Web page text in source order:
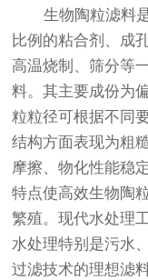
生物陶粒滤料是
比例的粘合剂、成
高温烧制、筛分等
料。其主要成份为
粒粒径可根据不同
结构方面表现为粗
摩擦、物化性能稳
特点使高效生物陶
繁殖。现代水处理
水处理特别是污水
过滤技术的理想滤料